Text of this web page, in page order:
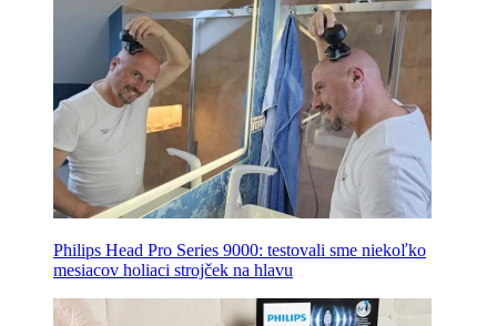
Philips Head Pro Series 9000: testovali sme niekoľko
mesiacov holiaci strojček na hlavu